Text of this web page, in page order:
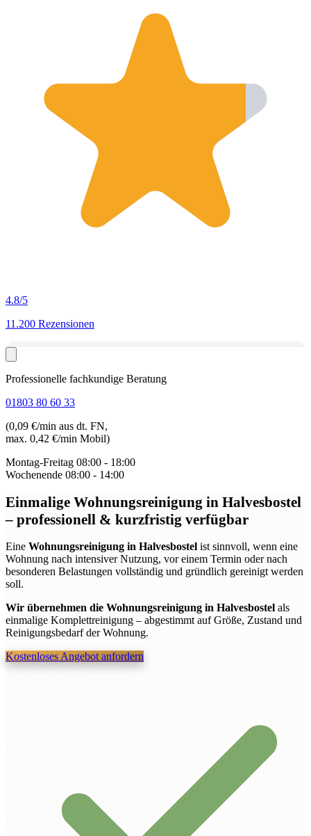
4.8/5
11.200 Rezensionen
Professionelle fachkundige Beratung
01803 80 60 33
(0,09 €/min aus dt. FN,
max. 0,42 €/min Mobil)
Montag-Freitag 08:00 - 18:00
Wochenende 08:00 - 14:00
Einmalige Wohnungsreinigung in Halvesbostel
– professionell & kurzfristig verfügbar
Eine Wohnungsreinigung in Halvesbostel ist sinnvoll, wenn eine
Wohnung nach intensiver Nutzung, vor einem Termin oder nach
besonderen Belastungen vollständig und gründlich gereinigt werden
soll.
Wir übernehmen die Wohnungsreinigung in Halvesbostel als
einmalige Komplettreinigung – abgestimmt auf Größe, Zustand und
Reinigungsbedarf der Wohnung.
Kostenloses Angebot anfordern